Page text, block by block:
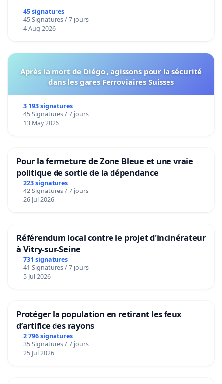
45 signatures
45 Signatures / 7 jours
4 Aug 2026
Après la mort de Diégo , agissons pour la sécurité
dans les gares Ferroviaires Suisses
3 193 signatures
45 Signatures / 7 jours
13 May 2026
Pour la fermeture de Zone Bleue et une vraie
politique de sortie de la dépendance
223 signatures
42 Signatures / 7 jours
26 Jul 2026
Référendum local contre le projet d'incinérateur
à Vitry-sur-Seine
731 signatures
41 Signatures / 7 jours
5 Jul 2026
Protéger la population en retirant les feux
d’artifice des rayons
2 796 signatures
35 Signatures / 7 jours
25 Jul 2026